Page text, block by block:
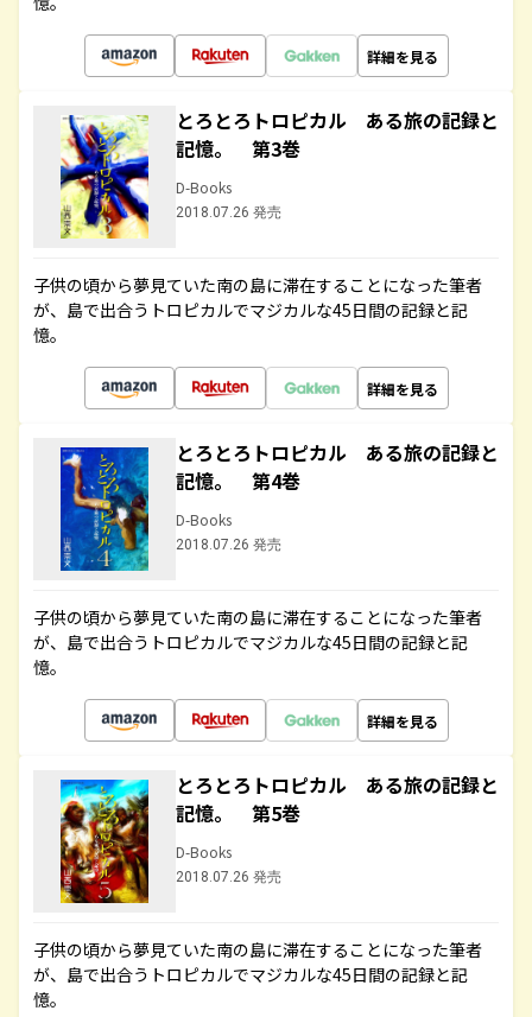
詳細を見る
とろとろトロピカル ある旅の記録と
記憶。 第3巻
D-Books
2018.07.26 発売
子供の頃から夢見ていた南の島に滞在することになった筆者
が、島で出合うトロピカルでマジカルな45日間の記録と記
憶。
詳細を見る
とろとろトロピカル ある旅の記録と
記憶。 第4巻
D-Books
2018.07.26 発売
子供の頃から夢見ていた南の島に滞在することになった筆者
が、島で出合うトロピカルでマジカルな45日間の記録と記
憶。
詳細を見る
とろとろトロピカル ある旅の記録と
記憶。 第5巻
D-Books
2018.07.26 発売
子供の頃から夢見ていた南の島に滞在することになった筆者
が、島で出合うトロピカルでマジカルな45日間の記録と記
憶。